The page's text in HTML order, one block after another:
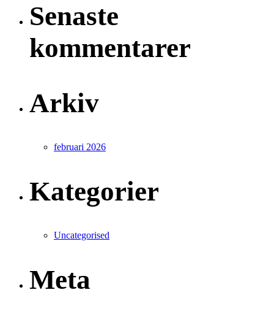
Senaste
kommentarer
Arkiv
februari 2026
Kategorier
Uncategorised
Meta